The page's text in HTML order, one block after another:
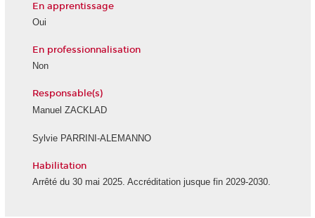
En apprentissage
Oui
En professionnalisation
Non
Responsable(s)
Manuel ZACKLAD
Sylvie PARRINI-ALEMANNO
Habilitation
Arrêté du 30 mai 2025. Accréditation jusque fin 2029-2030.